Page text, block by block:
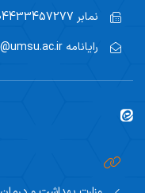
نمابر
رایانامه